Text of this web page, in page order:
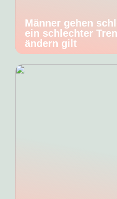
Männer gehen
ein schlechter
ändern gilt